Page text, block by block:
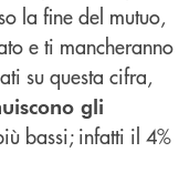
la fine del mutuo,
e ti mancheranno
su questa cifra,
gli
bassi; infatti il 4%